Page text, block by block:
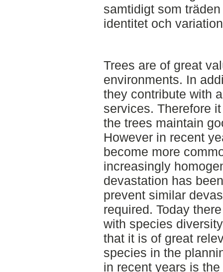
samtidigt som
identitet och
Trees are of great
environments. In
they contribute with
services. Therefore
the trees maintain
However in recent
become more
increasingly
devastation has
prevent similar
required. Today
with species
that it is of great
species in the
in recent years is